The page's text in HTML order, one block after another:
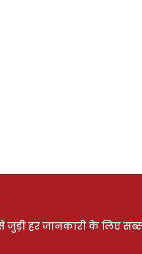
जुड़ी हर जानकारी के लिए